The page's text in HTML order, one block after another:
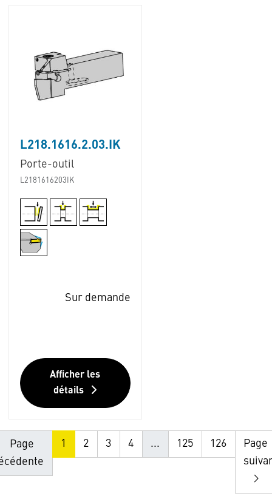
L218.1616.2.03.IK
Porte-outil
L2181616203IK
Sur demande
Afficher les
détails
Page
1 2 3 4 ... 125 126
Page